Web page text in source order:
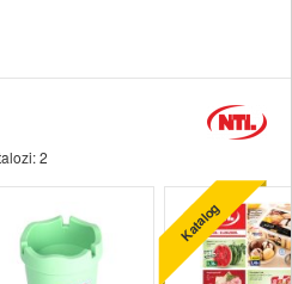
2
Katalog